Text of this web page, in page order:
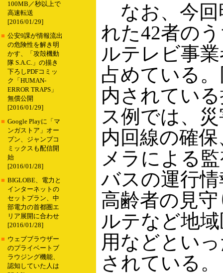
100MB／秒以上で
高速転送
[2016/01/29]
■ 公安9課が情報流出
の危険性を解き明
かす、「攻殻機動
隊 S.A.C.」の描き
下ろしPDFコミッ
ク「HUMAN-
ERROR TRAPS」
無償公開
[2016/01/29]
■ Google Playに「マ
ンガストア」オー
プン、ジャンプコ
ミックスも配信開
始
[2016/01/28]
■ BIGLOBE、電力と
インターネットの
セットプラン、中
部電力の首都圏エ
リア展開に合わせ
[2016/01/28]
■ ウェブブラウザー
のプライベートブ
ラウジング機能、
認知していた人は
なお、今回
れた42者の
ルテレビ事
占めている
内されてい
ス例では、
内回線の確
メラによる
バスの運行
高齢者の見
ルテなど地
用などとい
されている。